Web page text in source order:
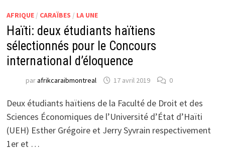
AFRIQUE/ CARAÏBES / LA UNE
Haïti: deux étudiants haïtiens
sélectionnés pour le Concours
international d’éloquence
parafrikcaraibmontreal 17 avril 2019 0
Deux étudiants haïtiens de la Faculté de Droit et des
Sciences Économiques de l’Université d’État d’Haïti
(UEH) Esther Grégoire et Jerry Syvrain respectivement
1er et …